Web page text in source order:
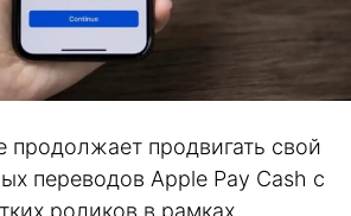
продолжает продвигать свой
переводов Apple Pay Cash с
роликов в рамках